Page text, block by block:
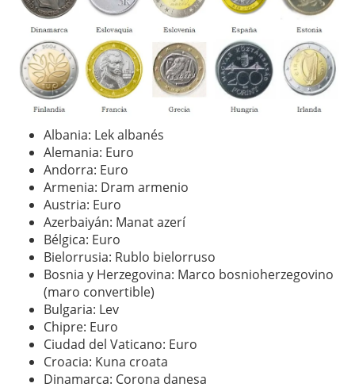
Albania: Lek albanés
Alemania: Euro
Andorra: Euro
Armenia: Dram armenio
Austria: Euro
Azerbaiyán: Manat azerí
Bélgica: Euro
Bielorrusia: Rublo bielorruso
Bosnia y Herzegovina: Marco bosnioherzegovino
(maro convertible)
Bulgaria: Lev
Chipre: Euro
Ciudad del Vaticano: Euro
Croacia: Kuna croata
Dinamarca: Corona danesa